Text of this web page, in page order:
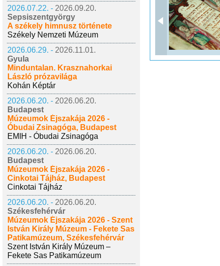
2026.07.22. - 2026.09.20.
Sepsiszentgyörgy
A székely himnusz története
Székely Nemzeti Múzeum
2026.06.29. - 2026.11.01.
Gyula
Minduntalan. Krasznahorkai
László prózavilága
Kohán Képtár
2026.06.20. - 2026.06.20.
Budapest
Múzeumok Éjszakája 2026 -
Óbudai Zsinagóga, Budapest
EMIH - Óbudai Zsinagóga
2026.06.20. - 2026.06.20.
Budapest
Múzeumok Éjszakája 2026 -
Cinkotai Tájház, Budapest
Cinkotai Tájház
2026.06.20. - 2026.06.20.
Székesfehérvár
Múzeumok Éjszakája 2026 - Szent
István Király Múzeum - Fekete Sas
Patikamúzeum, Székesfehérvár
Szent István Király Múzeum –
Fekete Sas Patikamúzeum